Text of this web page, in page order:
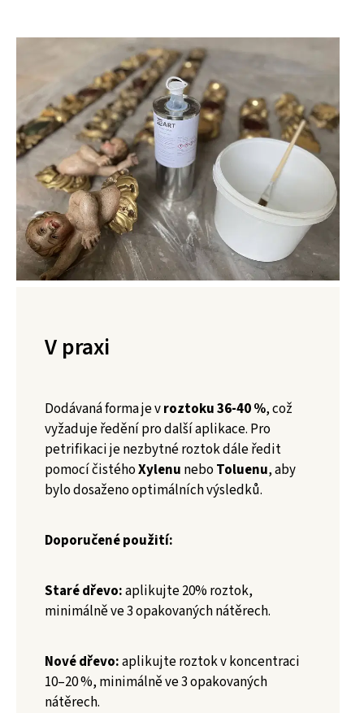
V praxi
Dodávaná forma je vroztoku 36-40 %, což
vyžaduje ředění pro další aplikace. Pro
petrifikaci je nezbytné roztok dále ředit
pomocí čistéhoXylenu neboToluenu, aby
bylo dosaženo optimálních výsledků.
Doporučené použití:
Staré dřevo:aplikujte 20% roztok,
minimálně ve 3 opakovaných nátěrech.
Nové dřevo:aplikujte roztok v koncentraci
10–20 %, minimálně ve 3 opakovaných
nátěrech.